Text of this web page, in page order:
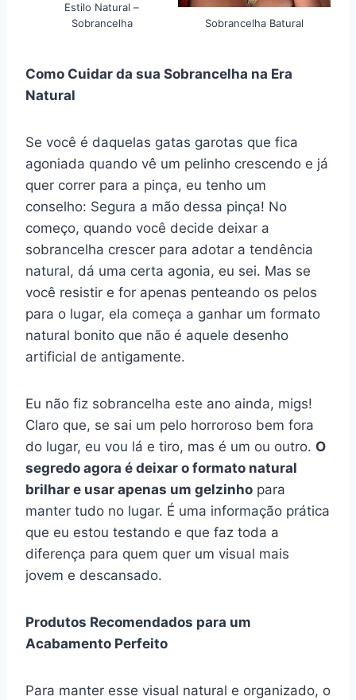
Estilo Natural –
Sobrancelha
Sobrancelha Batural
Como Cuidar da sua Sobrancelha na Era
Natural
Se você é daquelas gatas garotas que fica
agoniada quando vê um pelinho crescendo e já
quer correr para a pinça, eu tenho um
conselho: Segura a mão dessa pinça! No
começo, quando você decide deixar a
sobrancelha crescer para adotar a tendência
natural, dá uma certa agonia, eu sei. Mas se
você resistir e for apenas penteando os pelos
para o lugar, ela começa a ganhar um formato
natural bonito que não é aquele desenho
artificial de antigamente.
Eu não fiz sobrancelha este ano ainda, migs!
Claro que, se sai um pelo horroroso bem fora
do lugar, eu vou lá e tiro, mas é um ou outro. O
segredo agora é deixar o formato natural
brilhar e usar apenas um gelzinho para
manter tudo no lugar. É uma informação prática
que eu estou testando e que faz toda a
diferença para quem quer um visual mais
jovem e descansado.
Produtos Recomendados para um
Acabamento Perfeito
Para manter esse visual natural e organizado, o